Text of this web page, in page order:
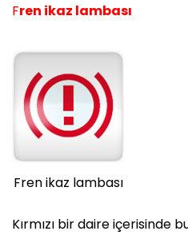
Fren ikaz lambası
Fren ikaz lambası
Kırmızı bir daire içerisinde